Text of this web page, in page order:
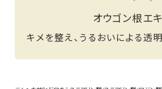
オウゴン根エ
キメを整え、うるおいによる透